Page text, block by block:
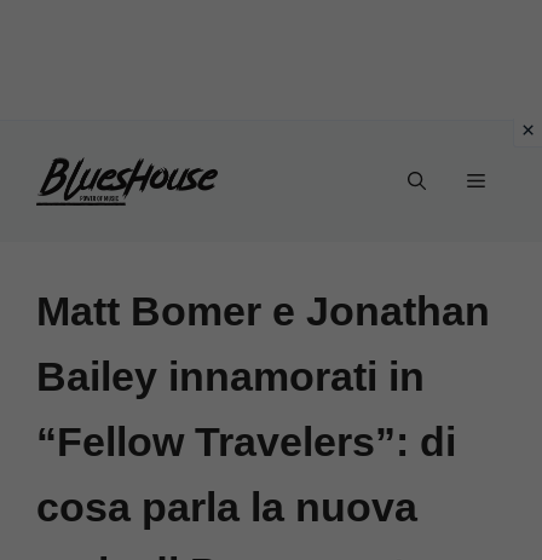
Menu
Matt Bomer e Jonathan
Bailey innamorati in
“Fellow Travelers”: di
cosa parla la nuova